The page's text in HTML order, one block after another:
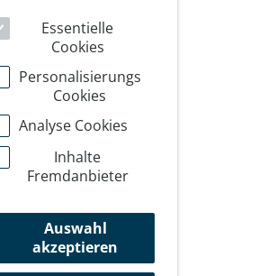
Wandern/Trekking
Rad
Essentielle
Cookies
Personalisierungs
Cookies
Analyse Cookies
Inhalte
Fremdanbieter
Auswahl
akzeptieren